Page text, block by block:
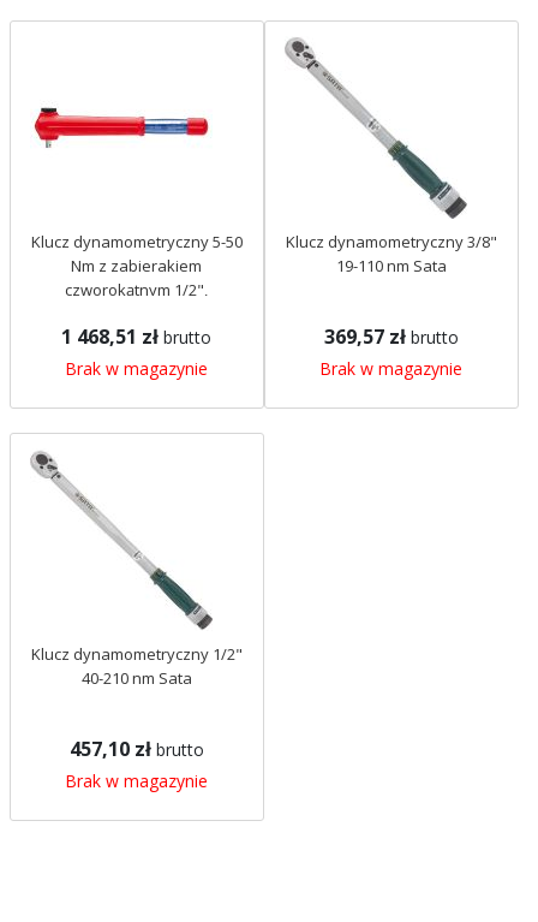
Klucz dynamometryczny 5-50
Nm z zabierakiem
czworokątnym 1/2",
984350
1 468,51 zł brutto
Brak w magazynie
Klucz dynamometryczny 3/8"
19-110 nm Sata
369,57 zł brutto
Brak w magazynie
Klucz dynamometryczny 1/2"
40-210 nm Sata
457,10 zł brutto
Brak w magazynie